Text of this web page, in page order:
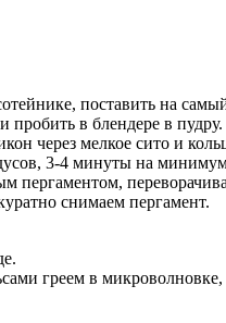
поставить на
пробить в блендере в пудру.
через мелкое сито и
3-4 минуты на
пергаментом,
снимаем пергамент.
греем в